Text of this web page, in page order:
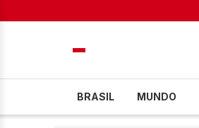
BRASIL MUNDO